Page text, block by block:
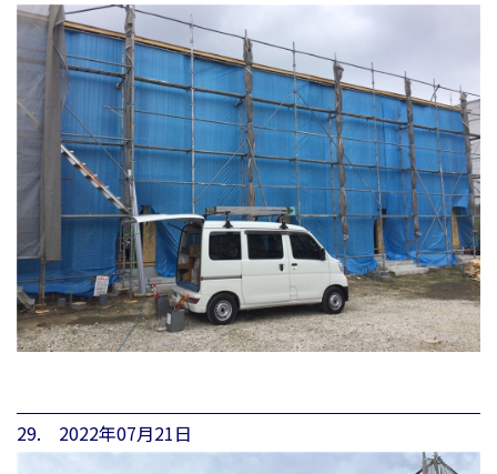
29. 2022年07月21日